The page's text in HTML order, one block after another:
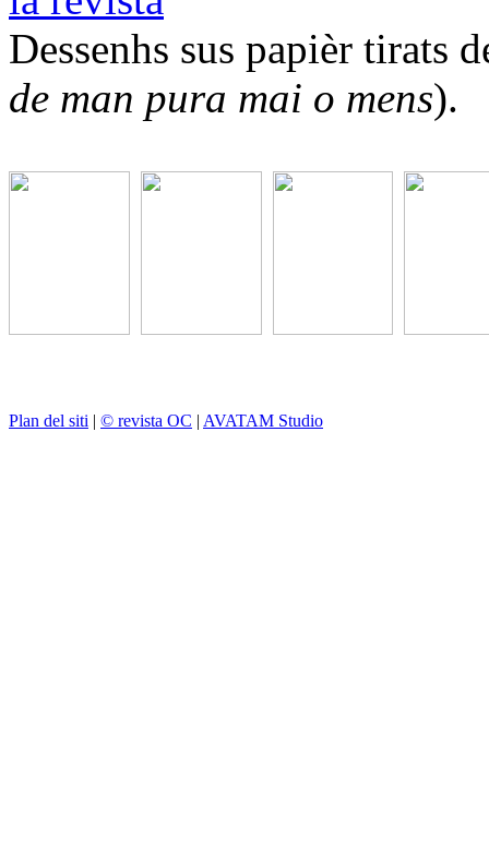
Dessenhs sus papièr tirats
de man pura mai o mens).
Plan del siti | © revista OC | AVATAM Studio